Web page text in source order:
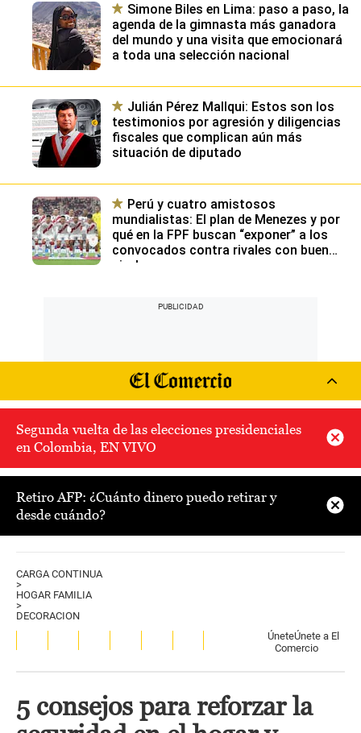
Simone Biles en Lima: paso a paso, la
agenda de la gimnasta más ganadora
del mundo y una visita que emocionará
a toda una selección nacional
Julián Pérez Mallqui: Estos son los
testimonios por agresión y diligencias
fiscales que complican aún más
situación de diputado
Perú y cuatro amistosos
mundialistas: El plan de Menezes y por
qué en la FPF buscan “exponer” a los
convocados contra rivales con buen
nivel